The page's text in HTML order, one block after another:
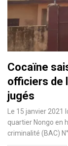
Cocaïne
officiers de
jugés
Le 15 janvier 2021
quartier Nongo en
criminalité (BAC)